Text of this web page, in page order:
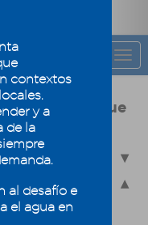
eficiencia que
contextos
y a
de la
al desafío e
el agua en